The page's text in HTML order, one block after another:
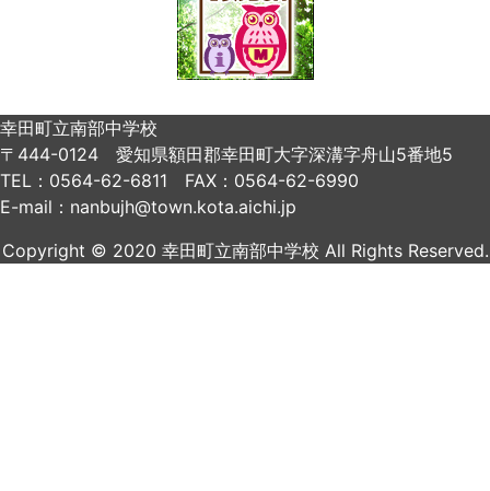
幸田町立南部中学校
〒444-0124 愛知県額田郡幸田町大字深溝字舟山5番地5
TEL：0564-62-6811 FAX：0564-62-6990
E-mail：nanbujh@town.kota.aichi.jp
Copyright © 2020 幸田町立南部中学校 All Rights Reserved.